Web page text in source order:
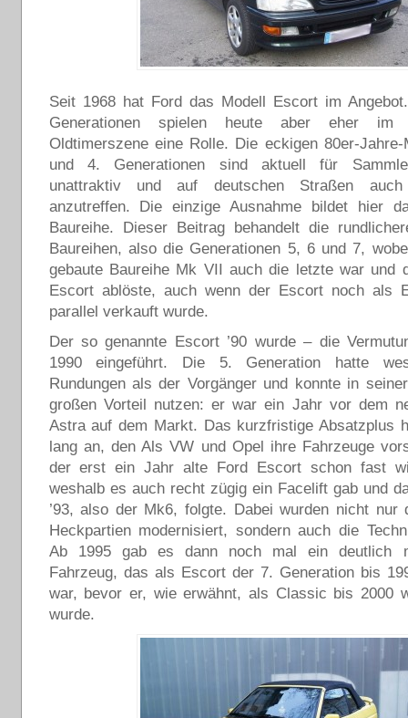
Seit 1968 hat Ford das Modell Escort im
Generationen spielen heute aber eher im
Oldtimerszene eine Rolle. Die eckigen 80er-
und 4. Generationen sind aktuell für
unattraktiv und auf deutschen Straßen
anzutreffen. Die einzige Ausnahme bildet hier
Baureihe. Dieser Beitrag behandelt die
Baureihen, also die Generationen 5, 6 und 7,
gebaute Baureihe Mk VII auch die letzte war und
Escort ablöste, auch wenn der Escort noch als
parallel verkauft wurde.
Der so genannte Escort ’90 wurde – die
1990 eingeführt. Die 5. Generation hatte
Rundungen als der Vorgänger und konnte in
großen Vorteil nutzen: er war ein Jahr vor dem
Astra auf dem Markt. Das kurzfristige Absatzplus
lang an, den Als VW und Opel ihre Fahrzeuge
der erst ein Jahr alte Ford Escort schon fast
weshalb es auch recht zügig ein Facelift gab und
’93, also der Mk6, folgte. Dabei wurden nicht nur
Heckpartien modernisiert, sondern auch die
Ab 1995 gab es dann noch mal ein deutlich
Fahrzeug, das als Escort der 7. Generation bis
war, bevor er, wie erwähnt, als Classic bis 2000
wurde.